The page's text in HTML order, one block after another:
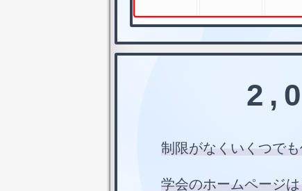
制限がなくいくつでも
学会のホームページ